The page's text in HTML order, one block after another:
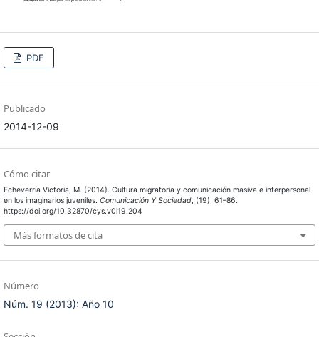
PDF
Publicado
2014-12-09
Cómo citar
Echeverría Victoria, M. (2014). Cultura migratoria y comunicación masiva e interpersonal
en los imaginarios juveniles. Comunicación Y Sociedad, (19), 61–86.
https://doi.org/10.32870/cys.v0i19.204
Más formatos de cita
Número
Núm. 19 (2013): Año 10